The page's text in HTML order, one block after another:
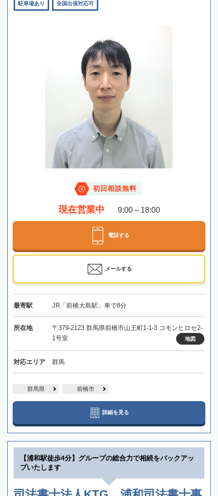
駐車場あり 全国出張対応可
初回相談無料
現在営業中 9:00～18:00
電話する
メールする
最寄駅 JR「前橋大島駅」車で8分
所在地
〒379-2123 群馬県前橋市山王町1-1-3 コモンヒロセ2-
1号室
地図
対応エリア 群馬
群馬県 前橋市
詳細を見る
【浦和駅徒歩4分】グループの総合力で相続をバックアッ
プいたします